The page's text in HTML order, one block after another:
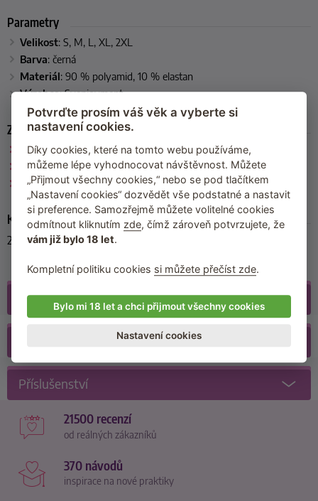
Parametry
Velikost: S, M, L, XL, 2XL
Barva: černá
Materiál: 90 % polyamid, 10 % elastan
Výrobce: Svenjoyment
Zařazeno
Svenjoyment
Pánské overaly
Poslední kousky skladem
Kód produktu
21501901701
Galerie(7)
Příslušenství
21500 recenzí
od reálných zákazníků
370 návodů
inspirace na nové praktiky
Potvrďte prosím váš věk a vyberte si
nastavení cookies.
Díky cookies, které na tomto webu používáme,
můžeme lépe vyhodnocovat návštěvnost. Můžete
„Přijmout všechny cookies,“ nebo se pod tlačítkem
„Nastavení cookies“ dozvědět vše podstatné a nastavit
si preference. Samozřejmě můžete volitelné cookies
odmítnout kliknutím zde, čímž zároveň potvrzujete, že
vám již bylo 18 let.
Kompletní politiku cookies si můžete přečíst zde.
Bylo mi 18 let a chci přijmout všechny cookies
Nastavení cookies